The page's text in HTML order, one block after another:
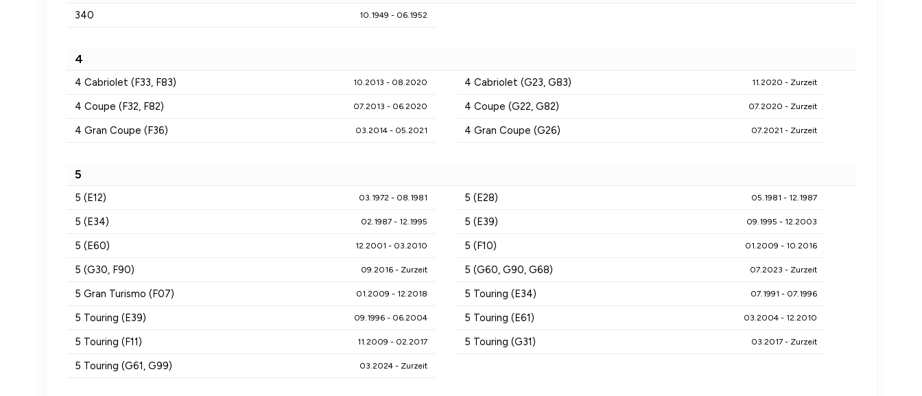
340 10.1949 - 06.1952
4
4 Cabriolet (F33, F83) 10.2013 - 08.2020 4 Cabriolet (G23, G83) 11.2020 - Zurzeit
4 Coupe (F32, F82) 07.2013 - 06.2020 4 Coupe (G22, G82) 07.2020 - Zurzeit
4 Gran Coupe (F36) 03.2014 - 05.2021 4 Gran Coupe (G26) 07.2021 - Zurzeit
5
5 (E12) 03.1972 - 08.1981 5 (E28) 05.1981 - 12.1987
5 (E34) 02.1987 - 12.1995 5 (E39) 09.1995 - 12.2003
5 (E60) 12.2001 - 03.2010 5 (F10) 01.2009 - 10.2016
5 (G30, F90) 09.2016 - Zurzeit 5 (G60, G90, G68) 07.2023 - Zurzeit
5 Gran Turismo (F07) 01.2009 - 12.2018 5 Touring (E34) 07.1991 - 07.1996
5 Touring (E39) 09.1996 - 06.2004 5 Touring (E61) 03.2004 - 12.2010
5 Touring (F11) 11.2009 - 02.2017 5 Touring (G31) 03.2017 - Zurzeit
5 Touring (G61, G99) 03.2024 - Zurzeit